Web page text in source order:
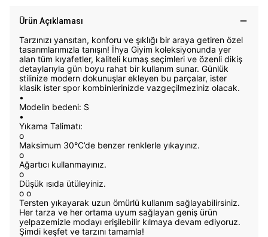
Ürün Açıklaması
Tarzınızı yansıtan, konforu ve şıklığı bir araya getiren özel
tasarımlarımızla tanışın! İhya Giyim koleksiyonunda yer
alan tüm kıyafetler, kaliteli kumaş seçimleri ve özenli dikiş
detaylarıyla gün boyu rahat bir kullanım sunar. Günlük
stilinize modern dokunuşlar ekleyen bu parçalar, ister
klasik ister spor kombinlerinizde vazgeçilmeziniz olacak.
•
Modelin bedeni: S
•
Yıkama Talimatı:
o
Maksimum 30°C’de benzer renklerle yıkayınız.
o
Ağartıcı kullanmayınız.
o
Düşük ısıda ütüleyiniz.
o o
Tersten yıkayarak uzun ömürlü kullanım sağlayabilirsiniz.
Her tarza ve her ortama uyum sağlayan geniş ürün
yelpazemizle modayı erişilebilir kılmaya devam ediyoruz.
Şimdi keşfet ve tarzını tamamla!